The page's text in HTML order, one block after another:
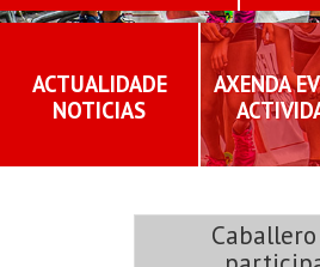
ACTUALIDADE
NOTICIAS
AXENDA